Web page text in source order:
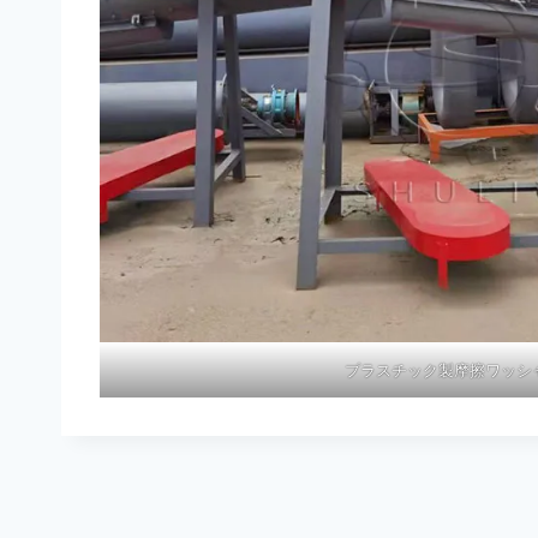
プラスチック製摩擦ワッシ